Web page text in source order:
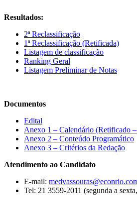
Resultados:
2ª Reclassificação
1ª Reclassificação (Retificada)
Listagem de classificação
Ranking Geral
Listagem Preliminar de Notas
Documentos
Edital
Anexo 1 – Calendário (Retificado
Anexo 2 – Conteúdo Programático
Anexo 3 – Critérios da Redação
Atendimento ao Candidato
E-mail:
Tel: 21 3559-2011 (segunda a